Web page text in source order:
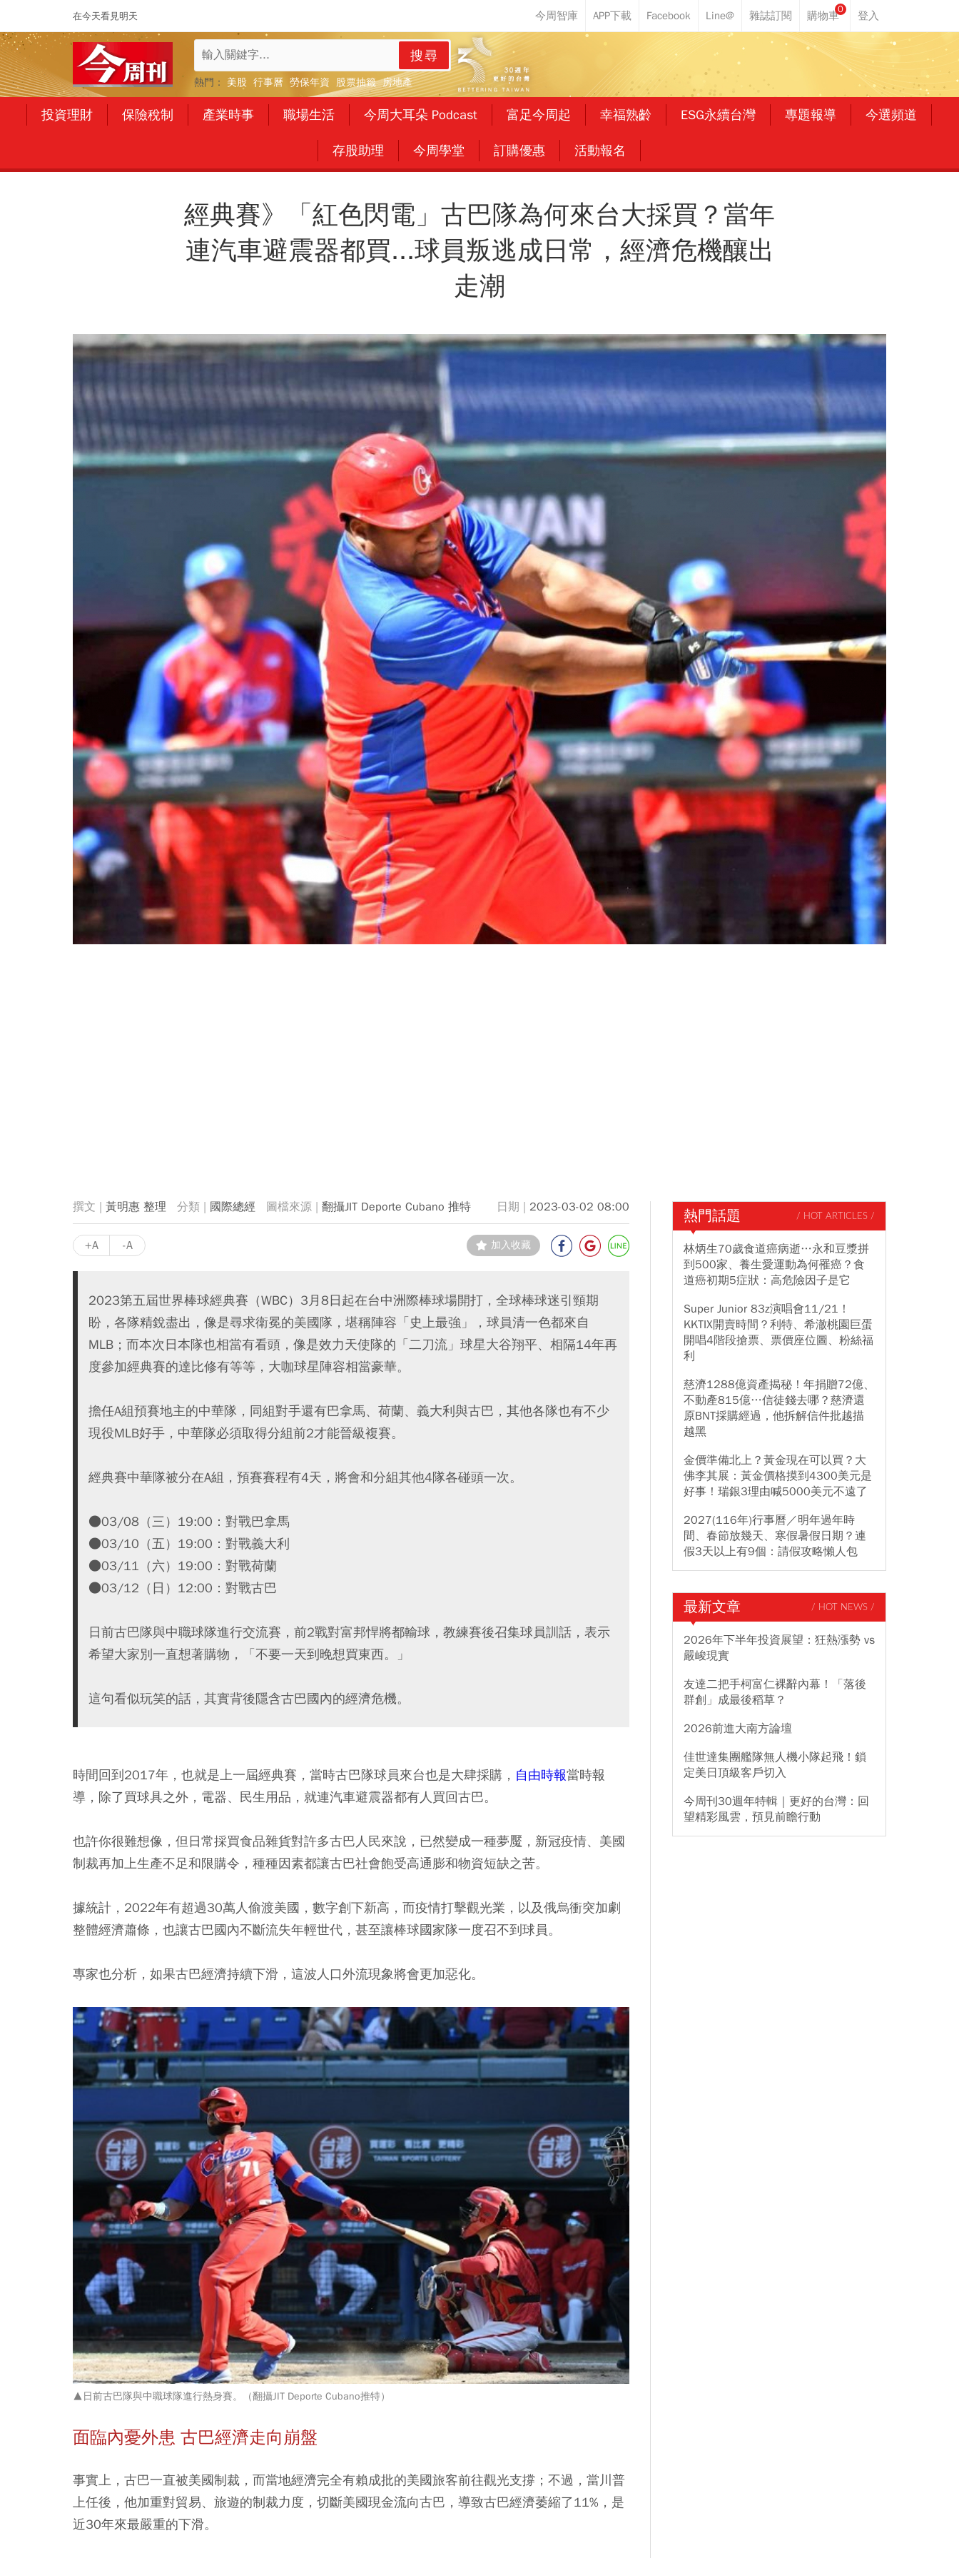
在今天看見明天
0
搜尋
熱門： 美股 行事曆 勞保年資 股票抽籤 房地產
投資理財 保險稅制 產業時事 職場生活 今周大耳朵 Podcast 富足今周起 幸福熟齡 ESG永續台灣 專題報導 今選頻道
存股助理 今周學堂 訂購優惠 活動報名
經典賽》「紅色閃電」古巴隊為何來台大採買？當年
連汽車避震器都買...球員叛逃成日常，經濟危機釀出
走潮
黃明惠 整理 國際總經 翻攝JIT Deporte Cubano 推特 2023-03-02 08:00
+A -A 加入收藏
2023第五屆世界棒球經典賽（WBC）3月8日起在台中洲際棒球場開打，全球棒球迷引頸期
盼，各隊精銳盡出，像是尋求衛冕的美國隊，堪稱陣容「史上最強」，球員清一色都來自
MLB；而本次日本隊也相當有看頭，像是效力天使隊的「二刀流」球星大谷翔平、相隔14年再
度參加經典賽的達比修有等等，大咖球星陣容相當豪華。
擔任A組預賽地主的中華隊，同組對手還有巴拿馬、荷蘭、義大利與古巴，其他各隊也有不少
現役MLB好手，中華隊必須取得分組前2才能晉級複賽。
經典賽中華隊被分在A組，預賽賽程有4天，將會和分組其他4隊各碰頭一次。
●03/08（三）19:00：對戰巴拿馬
●03/10（五）19:00：對戰義大利
●03/11（六）19:00：對戰荷蘭
●03/12（日）12:00：對戰古巴
日前古巴隊與中職球隊進行交流賽，前2戰對富邦悍將都輸球，教練賽後召集球員訓話，表示
希望大家別一直想著購物，「不要一天到晚想買東西。」
這句看似玩笑的話，其實背後隱含古巴國內的經濟危機。
時間回到2017年，也就是上一屆經典賽，當時古巴隊球員來台也是大肆採購， 自由時報當時報
導，除了買球具之外，電器、民生用品，就連汽車避震器都有人買回古巴。
也許你很難想像，但日常採買食品雜貨對許多古巴人民來說，已然變成一種夢魘，新冠疫情、美國
制裁再加上生產不足和限購令，種種因素都讓古巴社會飽受高通膨和物資短缺之苦。
據統計，2022年有超過30萬人偷渡美國，數字創下新高，而疫情打擊觀光業，以及俄烏衝突加劇
整體經濟蕭條，也讓古巴國內不斷流失年輕世代，甚至讓棒球國家隊一度召不到球員。
專家也分析，如果古巴經濟持續下滑，這波人口外流現象將會更加惡化。
▲日前古巴隊與中職球隊進行熱身賽。（翻攝JIT Deporte Cubano推特）
面臨內憂外患 古巴經濟走向崩盤
事實上，古巴一直被美國制裁，而當地經濟完全有賴成批的美國旅客前往觀光支撐；不過，當川普
上任後，他加重對貿易、旅遊的制裁力度，切斷美國現金流向古巴，導致古巴經濟萎縮了11%，是
近30年來最嚴重的下滑。
熱門話題 / HOT ARTICLES /
林炳生70歲食道癌病逝…永和豆漿拼
到500家、養生愛運動為何罹癌？食
道癌初期5症狀：高危險因子是它
Super Junior 83z演唱會11/21！
KKTIX開賣時間？利特、希澈桃園巨蛋
開唱4階段搶票、票價座位圖、粉絲福
利
慈濟1288億資產揭秘！年捐贈72億、
不動產815億…信徒錢去哪？慈濟還
原BNT採購經過，他拆解信件批越描
越黑
金價準備北上？黃金現在可以買？大
佛李其展：黃金價格摸到4300美元是
好事！瑞銀3理由喊5000美元不遠了
2027(116年)行事曆／明年過年時
間、春節放幾天、寒假暑假日期？連
假3天以上有9個：請假攻略懶人包
最新文章 / HOT NEWS /
2026年下半年投資展望：狂熱漲勢 vs
嚴峻現實
友達二把手柯富仁裸辭內幕！「落後
群創」成最後稻草？
2026前進大南方論壇
佳世達集團艦隊無人機小隊起飛！鎖
定美日頂級客戶切入
今周刊30週年特輯｜更好的台灣：回
望精彩風雲，預見前瞻行動